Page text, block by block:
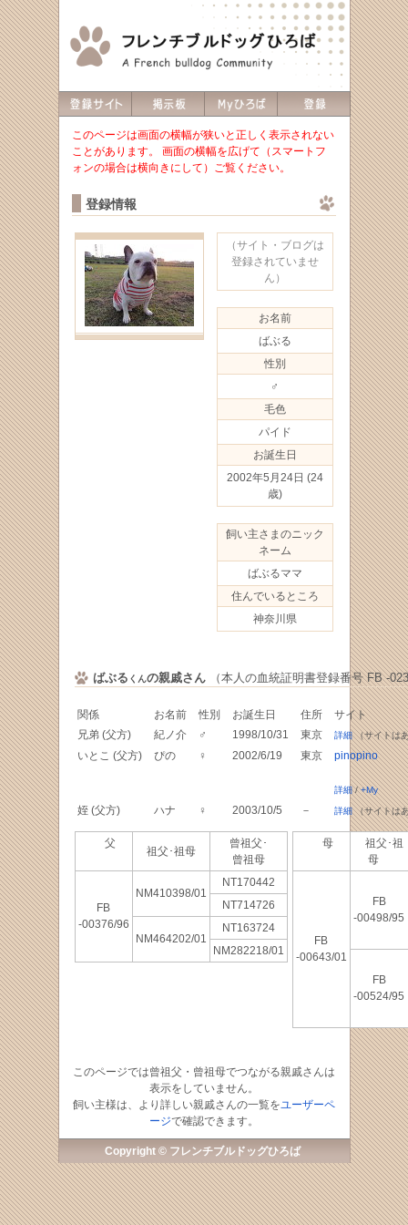
このページは画面の横幅が狭いと正しく表示されない
ことがあります。 画面の横幅を広げて（スマートフ
ォンの場合は横向きにして）ご覧ください。
登録情報
（サイト・ブログは
登録されていませ
ん）
お名前
ばぶる
性別
♂
毛色
パイド
お誕生日
2002年5月24日 (24
歳)
飼い主さまのニック
ネーム
ばぶるママ
住んでいるところ
神奈川県
ばぶる くんの親戚さん（本人の血統証明書登録番号 FB -
関係 お名前 性別 お誕生日 住所
サイト
兄弟 (父方)
紀ノ介 ♂ 1998/10/31 東京 詳細（サイトは
いとこ (父方) ぴの ♀ 2002/6/19 東京 pinopino
詳細/+My
姪 (父方) ハナ ♀ 2003/10/5 － 詳細（サイトは
父
祖父･祖母
曾祖父･
曾祖母
FB
-00376/96
NM410398/01
NT170442
NT714726
NM464202/01
NT163724
NM282218/01
母
祖父･祖
母
FB
-00643/01
FB
-00498/95
FB
-00524/95
このページでは曾祖父・曾祖母でつながる親戚さんは
表示をしていません。
飼い主様は、より詳しい親戚さんの一覧をユーザーペ
ージで確認できます。
Copyright © フレンチブルドッグひろば